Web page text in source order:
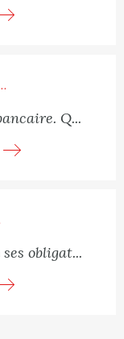
Q...
obligat...